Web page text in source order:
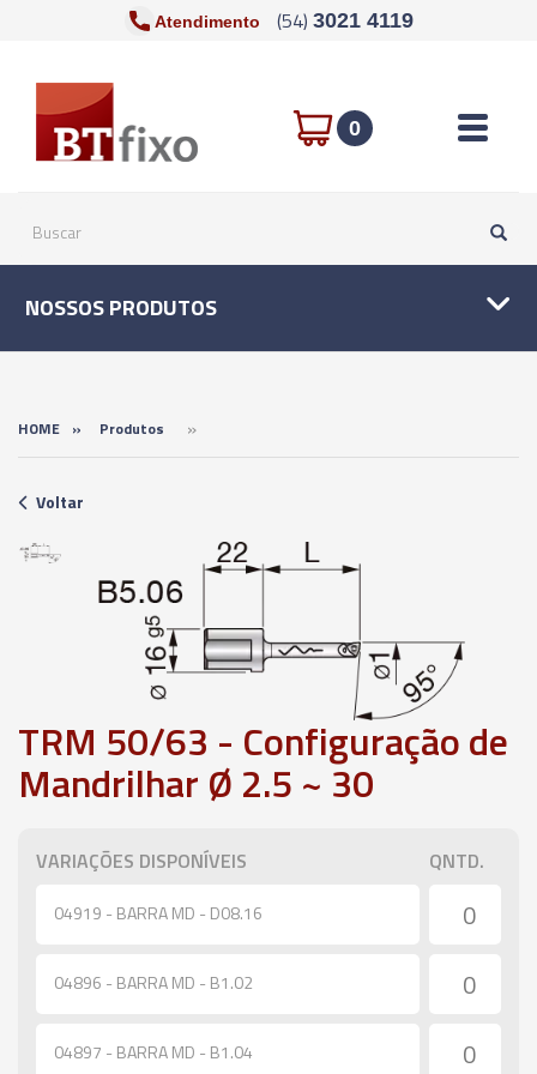
Atendimento (54) 3021 4119
0 Toggle
NOSSOS PRODUTOS
HOME » Produtos »
Voltar
TRM 50/63 - Configuração de
Mandrilhar Ø 2.5 ~ 30
VARIAÇÕES DISPONÍVEIS QNTD.
04919 - BARRA MD - D08.16
04896 - BARRA MD - B1.02
04897 - BARRA MD - B1.04